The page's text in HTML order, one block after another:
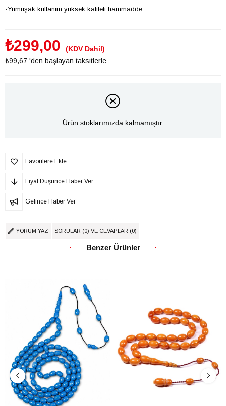
-Yumuşak kullanım yüksek kaliteli hammadde
₺299,00
(KDV Dahil)
₺99,67 'den başlayan taksitlerle
Ürün stoklarımızda kalmamıştır.
Favorilere Ekle
Fiyat Düşünce Haber Ver
Gelince Haber Ver
YORUM YAZ SORULAR (0) VE CEVAPLAR (0)
Benzer Ürünler